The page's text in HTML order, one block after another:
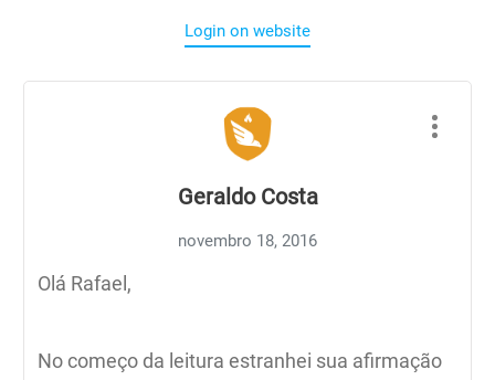
Login on website
Geraldo Costa
novembro 18, 2016
Olá Rafael,
No começo da leitura estranhei sua afirmação